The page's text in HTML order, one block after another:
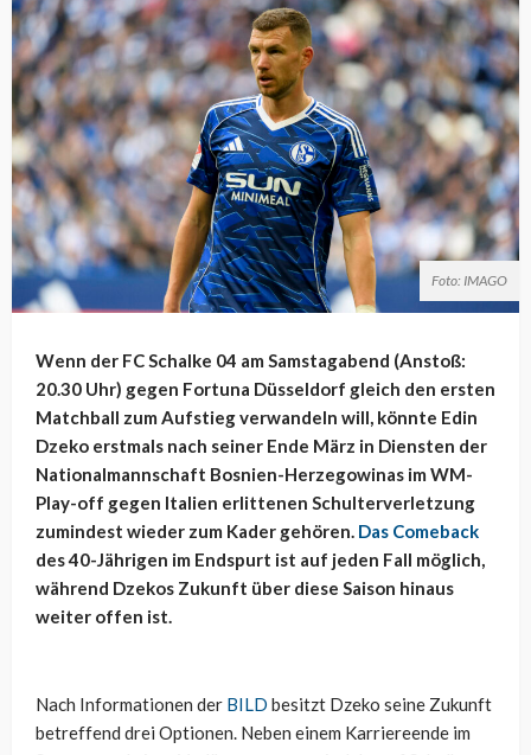
Foto: IMAGO
Wenn der FC Schalke 04 am Samstagabend (Anstoß:
20.30 Uhr) gegen Fortuna Düsseldorf gleich den ersten
Matchball zum Aufstieg verwandeln will, könnte Edin
Dzeko erstmals nach seiner Ende März in Diensten der
Nationalmannschaft Bosnien-Herzegowinas im WM-
Play-off gegen Italien erlittenen Schulterverletzung
zumindest wieder zum Kader gehören. Das Comeback
des 40-Jährigen im Endspurt ist auf jeden Fall möglich,
während Dzekos Zukunft über diese Saison hinaus
weiter offen ist.
Nach Informationen der BILD besitzt Dzeko seine Zukunft
betreffend drei Optionen. Neben einem Karriereende im